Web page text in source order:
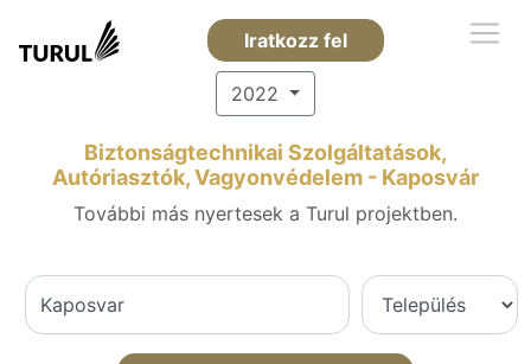
Iratkozz fel
2022
Biztonságtechnikai Szolgáltatások,
Autóriasztók, Vagyonvédelem - Kaposvár
További más nyertesek a Turul projektben.